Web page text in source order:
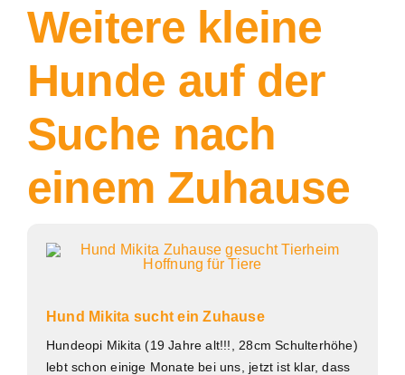
Weitere kleine
Hunde auf der
Suche nach
einem Zuhause
Hund Mikita sucht ein Zuhause
Hundeopi Mikita (19 Jahre alt!!!, 28cm Schulterhöhe)
lebt schon einige Monate bei uns, jetzt ist klar, dass